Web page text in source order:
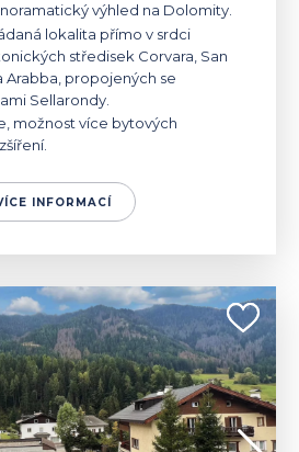
výhled na Dolomity.
lokalita přímo v srdci
středisek Corvara, San
Arabba, propojených se
Sellarondy.
možnost více bytových
INFORMACÍ